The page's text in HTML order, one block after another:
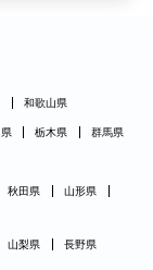
和歌山県
栃木県 群馬県
秋田県
山形県
山梨県 長野県